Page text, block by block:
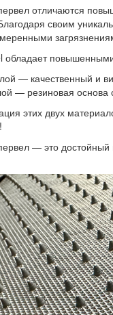
отличаются
своим
обладает
— качественный и
— резиновая
этих двух
— это достойный